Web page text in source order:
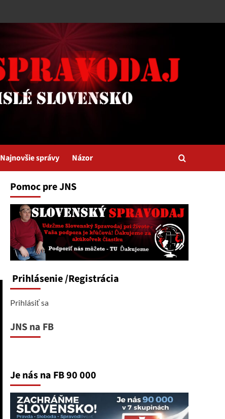
Najnovšie správy Názor
Pomoc pre JNS
Prihlásenie/Registrácia
Prihlásiť sa
JNS na FB
Je nás na FB 90 000